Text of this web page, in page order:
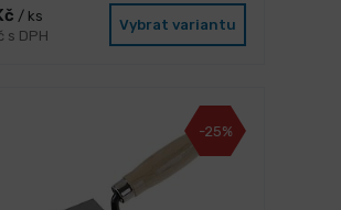
/ ks
s DPH
Vybrat variantu
-25%